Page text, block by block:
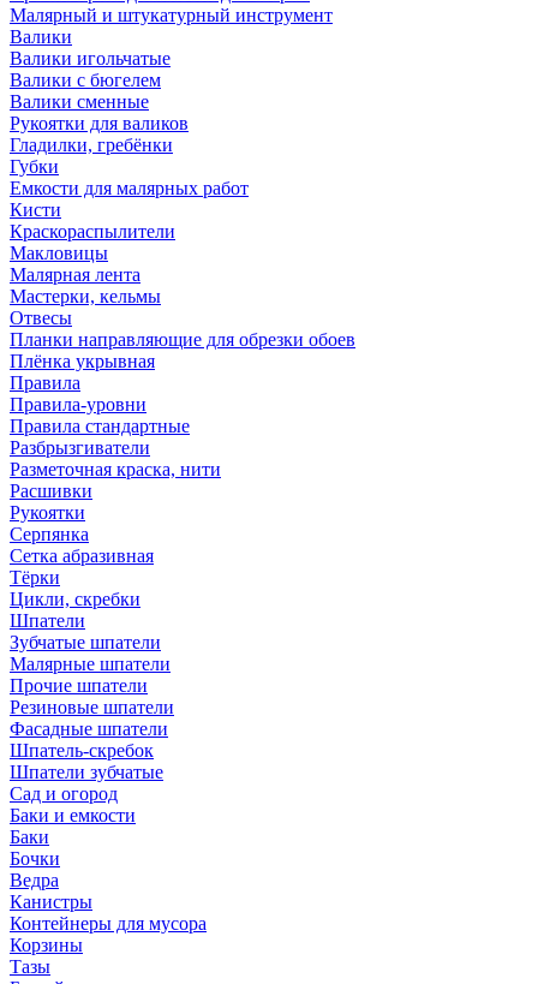
Малярный и штукатурный инструмент
Валики
Валики игольчатые
Валики с бюгелем
Валики сменные
Рукоятки для валиков
Гладилки, гребёнки
Губки
Емкости для малярных работ
Кисти
Краскораспылители
Макловицы
Малярная лента
Мастерки, кельмы
Отвесы
Планки направляющие для обрезки обоев
Плёнка укрывная
Правила
Правила-уровни
Правила стандартные
Разбрызгиватели
Разметочная краска, нити
Расшивки
Рукоятки
Серпянка
Сетка абразивная
Тёрки
Цикли, скребки
Шпатели
Зубчатые шпатели
Малярные шпатели
Прочие шпатели
Резиновые шпатели
Фасадные шпатели
Шпатель-скребок
Шпатели зубчатые
Сад и огород
Баки и емкости
Баки
Бочки
Ведра
Канистры
Контейнеры для мусора
Корзины
Тазы